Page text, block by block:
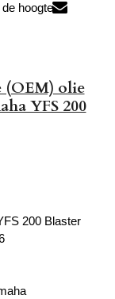
hoogte
olie
YFS 200
200 Blaster